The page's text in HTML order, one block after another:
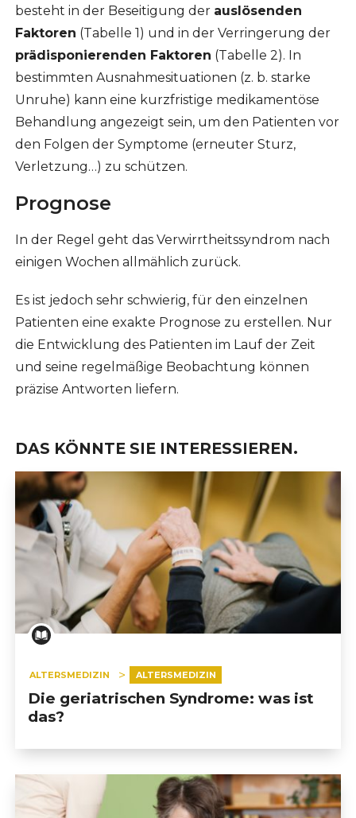
besteht in der Beseitigung der auslösenden
Faktoren (Tabelle 1) und in der Verringerung der
prädisponierenden Faktoren (Tabelle 2). In
bestimmten Ausnahmesituationen (z. b. starke
Unruhe) kann eine kurzfristige medikamentöse
Behandlung angezeigt sein, um den Patienten vor
den Folgen der Symptome (erneuter Sturz,
Verletzung…) zu schützen.
Prognose
In der Regel geht das Verwirrtheitssyndrom nach
einigen Wochen allmählich zurück.
Es ist jedoch sehr schwierig, für den einzelnen
Patienten eine exakte Prognose zu erstellen. Nur
die Entwicklung des Patienten im Lauf der Zeit
und seine regelmäßige Beobachtung können
präzise Antworten liefern.
DAS KÖNNTE SIE INTERESSIEREN.
ALTERSMEDIZIN ALTERSMEDIZIN
Die geriatrischen Syndrome: was ist
das?